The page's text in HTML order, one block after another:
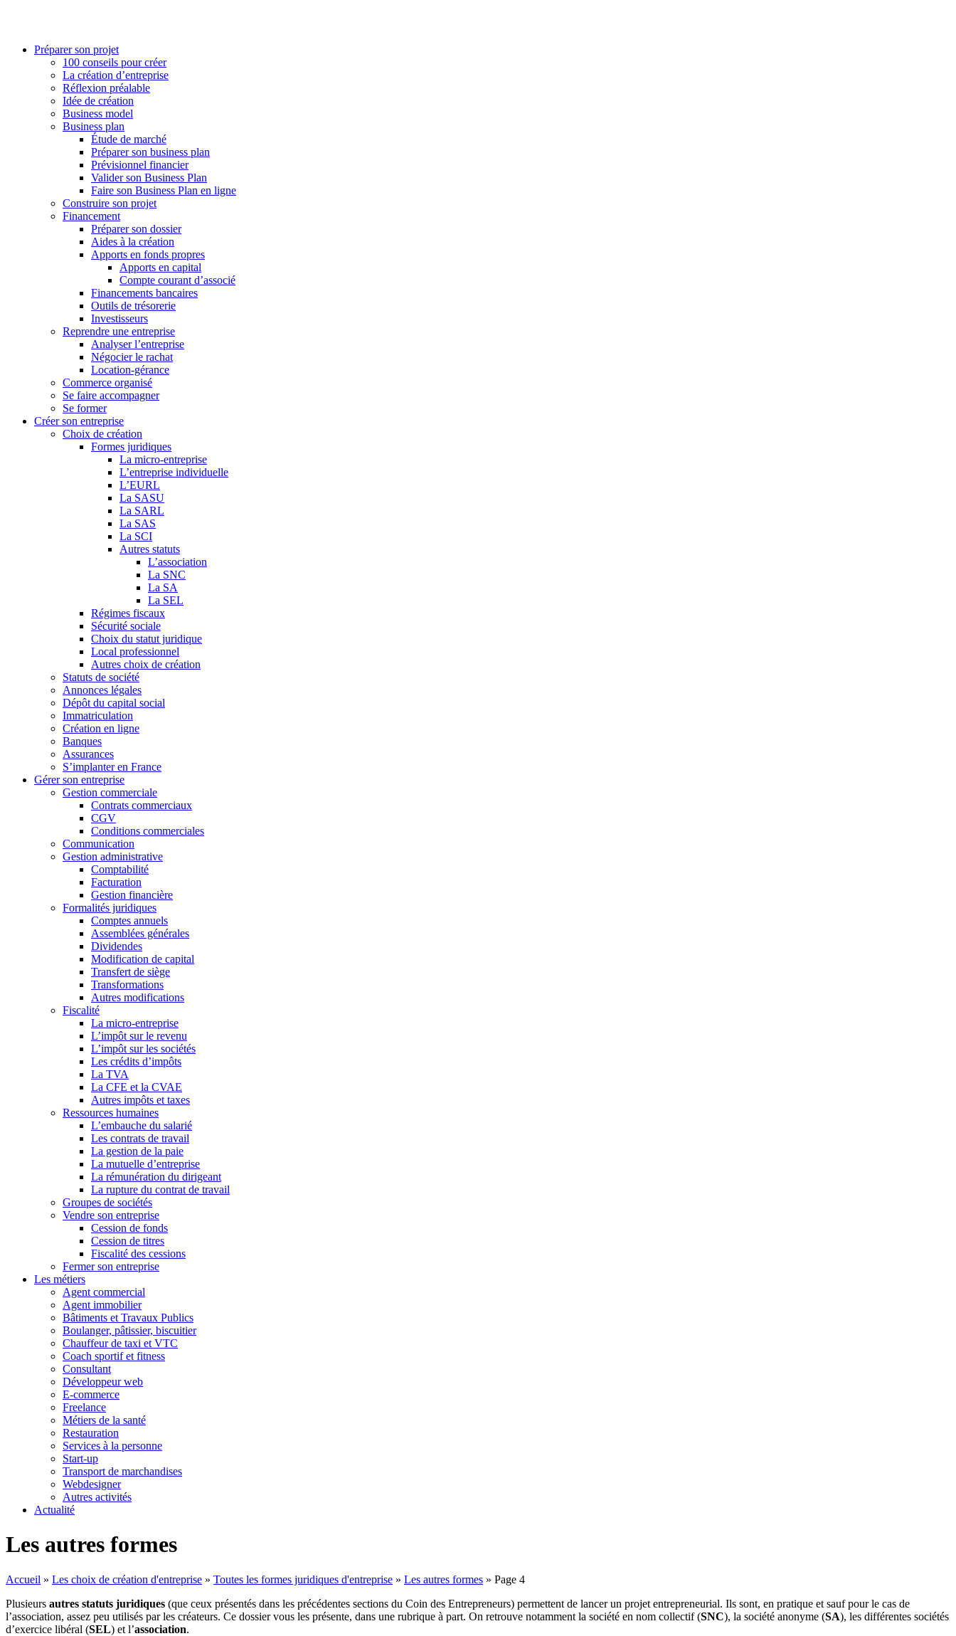
Préparer son projet
100 conseils pour créer
La création d’entreprise
Réflexion préalable
Idée de création
Business model
Business plan
Étude de marché
Préparer son business plan
Prévisionnel financier
Valider son Business Plan
Faire son Business Plan en ligne
Construire son projet
Financement
Préparer son dossier
Aides à la création
Apports en fonds propres
Apports en capital
Compte courant d’associé
Financements bancaires
Outils de trésorerie
Investisseurs
Reprendre une entreprise
Analyser l’entreprise
Négocier le rachat
Location-gérance
Commerce organisé
Se faire accompagner
Se former
Créer son entreprise
Choix de création
Formes juridiques
La micro-entreprise
L’entreprise individuelle
L’EURL
La SASU
La SARL
La SAS
La SCI
Autres statuts
L’association
La SNC
La SA
La SEL
Régimes fiscaux
Sécurité sociale
Choix du statut juridique
Local professionnel
Autres choix de création
Statuts de société
Annonces légales
Dépôt du capital social
Immatriculation
Création en ligne
Banques
Assurances
S’implanter en France
Gérer son entreprise
Gestion commerciale
Contrats commerciaux
CGV
Conditions commerciales
Communication
Gestion administrative
Comptabilité
Facturation
Gestion financière
Formalités juridiques
Comptes annuels
Assemblées générales
Dividendes
Modification de capital
Transfert de siège
Transformations
Autres modifications
Fiscalité
La micro-entreprise
L’impôt sur le revenu
L’impôt sur les sociétés
Les crédits d’impôts
La TVA
La CFE et la CVAE
Autres impôts et taxes
Ressources humaines
L’embauche du salarié
Les contrats de travail
La gestion de la paie
La mutuelle d’entreprise
La rémunération du dirigeant
La rupture du contrat de travail
Groupes de sociétés
Vendre son entreprise
Cession de fonds
Cession de titres
Fiscalité des cessions
Fermer son entreprise
Les métiers
Agent commercial
Agent immobilier
Bâtiments et Travaux Publics
Boulanger, pâtissier, biscuitier
Chauffeur de taxi et VTC
Coach sportif et fitness
Consultant
Développeur web
E-commerce
Freelance
Métiers de la santé
Restauration
Services à la personne
Start-up
Transport de marchandises
Webdesigner
Autres activités
Actualité
Les autres formes
Accueil » Les choix de création d'entreprise » Toutes les formes juridiques d'entreprise » Les autres formes » Page 4
Plusieurs autres statuts juridiques (que ceux présentés dans les précédentes sections du Coin des Entrepreneurs) permettent de lancer un projet entrepreneurial. Ils sont, en pratique et sauf pour le cas de
l’association, assez peu utilisés par les créateurs. Ce dossier vous les présente, dans une rubrique à part. On retrouve notamment la société en nom collectif (SNC), la société anonyme (SA), les différentes sociétés
d’exercice libéral (SEL) et l’association.